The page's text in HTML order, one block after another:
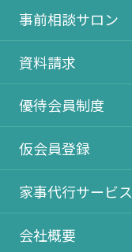
事前相談サロン
資料請求
優待会員制度
仮会員登録
家事代行サービス
会社概要